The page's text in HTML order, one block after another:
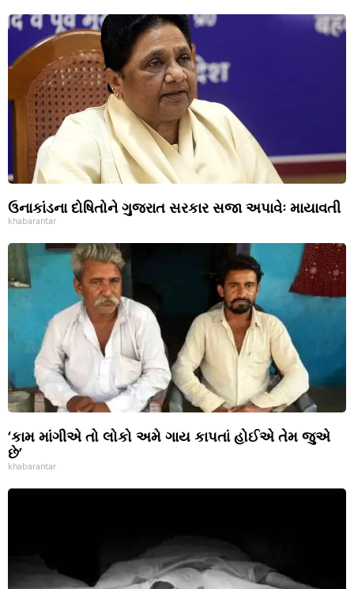
ઉનાકાંડના દોષિતોને ગુજરાત સરકાર સજા અપાવેઃ માયાવતી
khabarantar
‘કામ માંગીએ તો લોકો અમે ગાય કાપતાં હોઈએ તેમ જુએ
છે’
khabarantar